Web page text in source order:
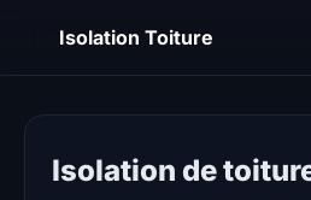
Isolation Toiture
Isolation de